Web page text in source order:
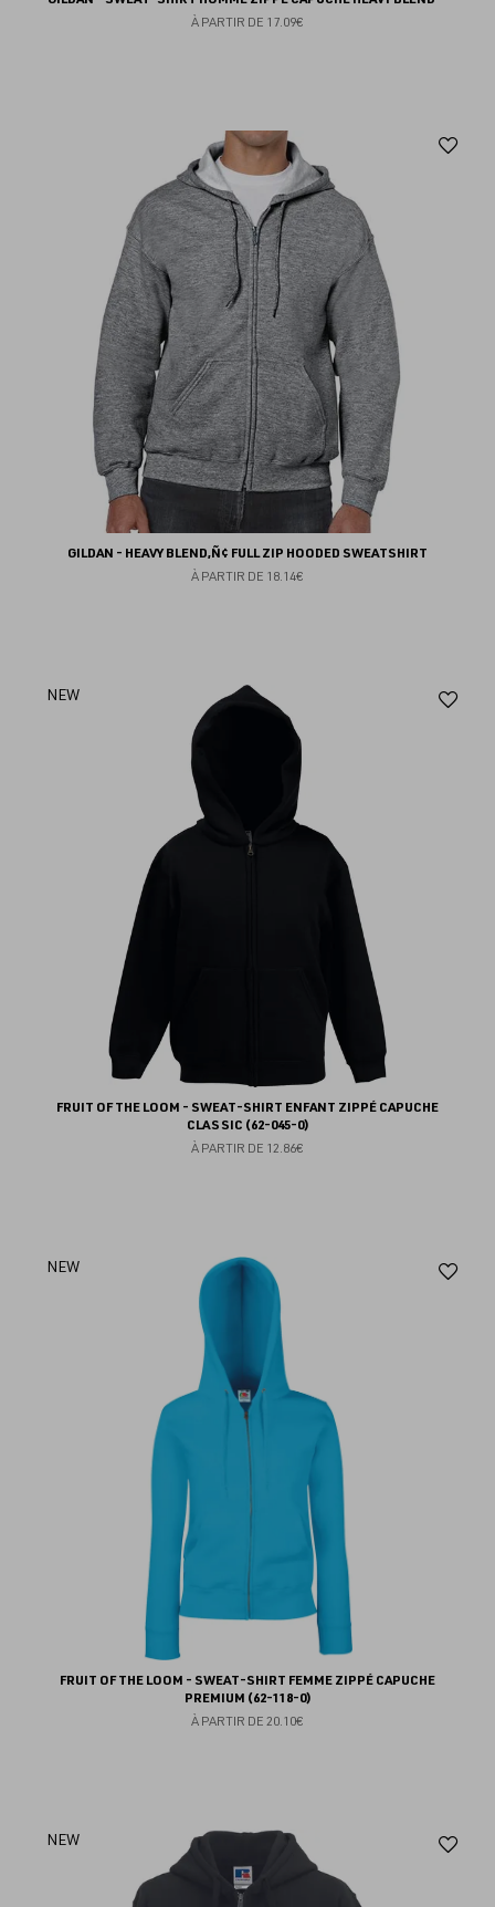
À PARTIR DE 17.09€
GILDAN - HEAVY BLEND‚Ñ¢ FULL ZIP HOODED SWEATSHIRT
À PARTIR DE 18.14€
NEW
FRUIT OF THE LOOM - SWEAT-SHIRT ENFANT ZIPPÉ CAPUCHE
CLASSIC (62-045-0)
À PARTIR DE 12.86€
NEW
FRUIT OF THE LOOM - SWEAT-SHIRT FEMME ZIPPÉ CAPUCHE
PREMIUM (62-118-0)
À PARTIR DE 20.10€
NEW